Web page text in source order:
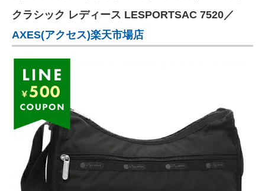
クラシック レディース LESPORTSAC 7520／
AXES(アクセス)楽天市場店